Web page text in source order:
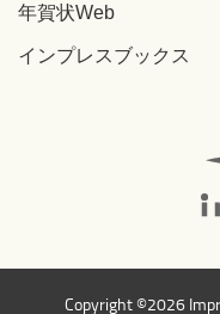
年賀状Web
インプレスブックス
Copyright ©2026